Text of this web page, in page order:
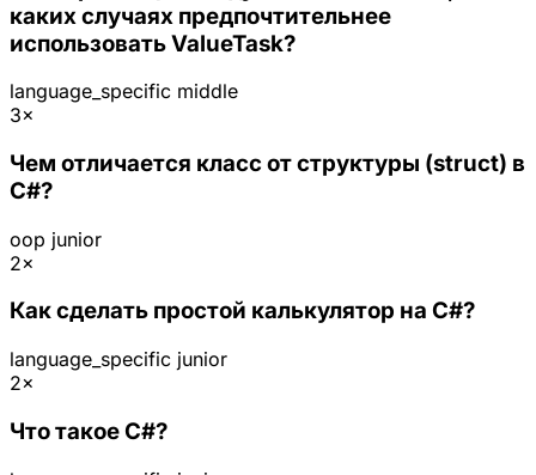
каких случаях предпочтительнее
использовать ValueTask?
language_specific middle
3×
Чем отличается класс от структуры (struct) в
C#?
oop junior
2×
Как сделать простой калькулятор на C#?
language_specific junior
2×
Что такое C#?